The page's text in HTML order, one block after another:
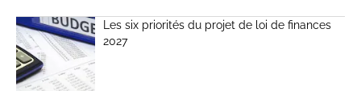
Les six priorités du projet de loi de finances
2027